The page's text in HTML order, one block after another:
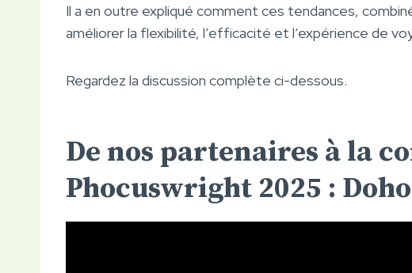
Il a en outre expliqué comment ces tendances,
améliorer la flexibilité, l’efficacité et l’expérience de
Regardez la discussion complète ci-dessous.
De nos partenaires à la
Phocuswright 2025 :